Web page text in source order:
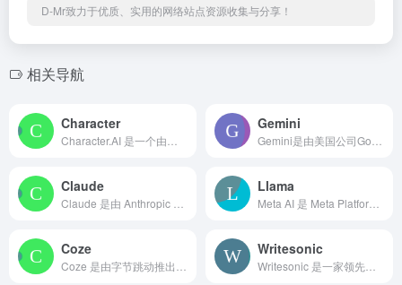
D-Mr致力于优质、实用的网络站点资源收集与分享！
相关导航
Character Gemini
Claude Llama
Coze Writesonic